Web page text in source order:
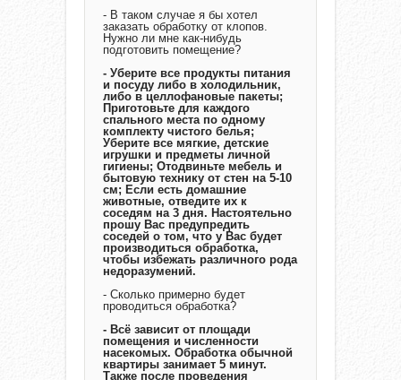
- В таком случае я бы хотел
заказать обработку от клопов.
Нужно ли мне как-нибудь
подготовить помещение?
- Уберите все продукты питания
и посуду либо в холодильник,
либо в целлофановые пакеты;
Приготовьте для каждого
спального места по одному
комплекту чистого белья;
Уберите все мягкие, детские
игрушки и предметы личной
гигиены; Отодвиньте мебель и
бытовую технику от стен на 5-10
см; Если есть домашние
животные, отведите их к
соседям на 3 дня. Настоятельно
прошу Вас предупредить
соседей о том, что у Вас будет
производиться обработка,
чтобы избежать различного рода
недоразумений.
- Сколько примерно будет
проводиться обработка?
- Всё зависит от площади
помещения и численности
насекомых. Обработка обычной
квартиры занимает 5 минут.
Также после проведения